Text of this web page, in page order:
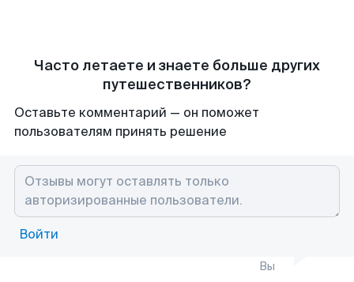
Часто летаете и знаете больше других
путешественников?
Оставьте комментарий — он поможет
пользователям принять решение
Войти
Вы